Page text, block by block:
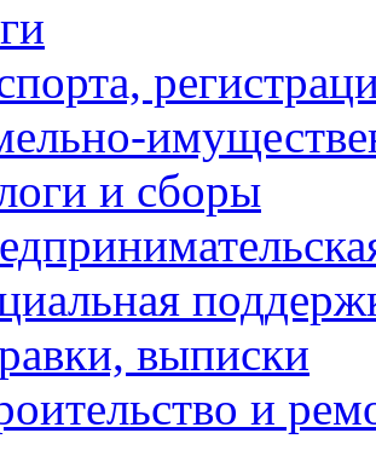
и сборы
выписки
и